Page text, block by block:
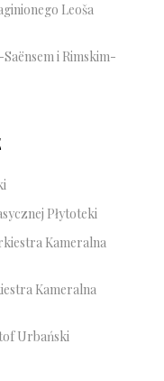
Leoša
i Rimskim-
Płytoteki
Kameralna
Kameralna
Urbański